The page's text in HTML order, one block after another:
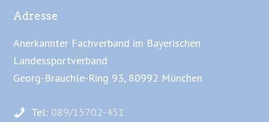
Adresse
Anerkannter Fachverband im Bayerischen
Landessportverband
Georg-Brauchle-Ring 93, 80992 München
Tel: 089/15702-451